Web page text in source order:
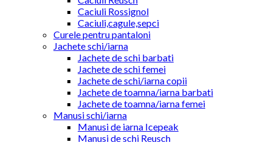
Caciuli Rossignol
Caciuli,cagule,sepci
Curele pentru pantaloni
Jachete schi/iarna
Jachete de schi barbati
Jachete de schi femei
Jachete de schi/iarna copii
Jachete de toamna/iarna barbati
Jachete de toamna/iarna femei
Manusi schi/iarna
Manusi de iarna Icepeak
Manusi de schi Reusch